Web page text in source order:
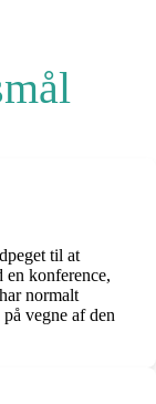
til at
en konference,
normalt
vegne af den